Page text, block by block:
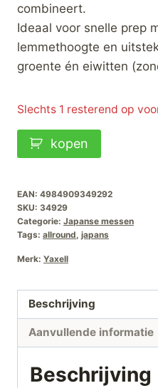
combineert.
Ideaal voor snelle prep
lemmethoogte en
groente én eiwitten
Slechts 1 resterend op
Yaxell
Ketu
21,5cm
aantal
kopen
EAN: 4984909349292
SKU: 34929
Categorie: Japanse messen
Tags: allround, japans
Merk: Yaxell
Beschrijving
Aanvullende informatie
Beschrijving